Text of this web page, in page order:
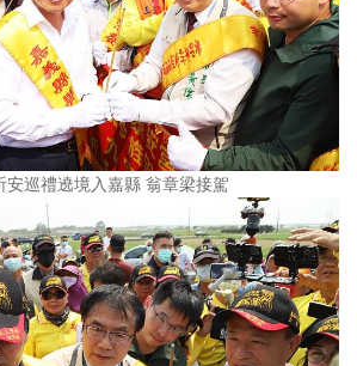
巡禮遶境入嘉縣 翁章梁接駕